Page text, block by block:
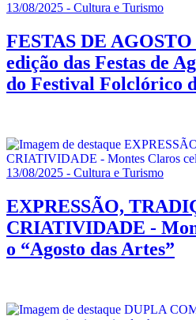
13/08/2025 - Cultura e Turismo
FESTAS DE AGOSTO
edição das Festas de
do Festival Folclórico
13/08/2025 - Cultura e Turismo
EXPRESSÃO,
CRIATIVIDADE -
o “Agosto das Artes”